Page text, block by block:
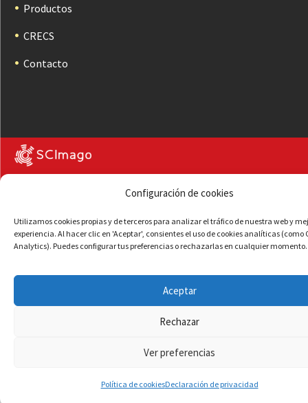
Configuración de cookies
Utilizamos cookies propias y de terceros para analizar el tráfico de nuestra web y
experiencia. Al hacer clic en 'Aceptar', consientes el uso de cookies analíticas (como
Analytics). Puedes configurar tus preferencias o rechazarlas en cualquier momento.
Aceptar
Rechazar
Ver preferencias
Política de cookies
Productos
CRECS
Contacto